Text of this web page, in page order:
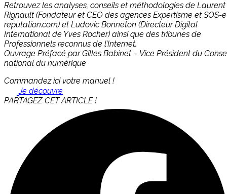
Retrouvez les analyses, conseils et méthodologies de Laurent
Rignault (Fondateur et CEO des agences Expertisme et SOS-
reputation.com) et Ludovic Bonneton (Directeur Digital
International de Yves Rocher) ainsi que des tribunes de
Professionnels reconnus de l’Internet.
Ouvrage Préfacé par Gilles Babinet – Vice Président du
national du numérique
Commandez ici votre manuel !
Je découvre
PARTAGEZ CET ARTICLE !